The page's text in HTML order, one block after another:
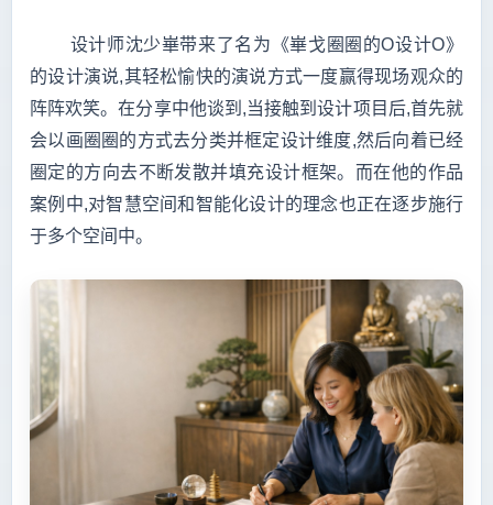
设计师沈少崋带来了名为《崋戈圈圈的O设计O》
的设计演说,其轻松愉快的演说方式一度赢得现场观众的
阵阵欢笑。在分享中他谈到,当接触到设计项目后,首先就
会以画圈圈的方式去分类并框定设计维度,然后向着已经
圈定的方向去不断发散并填充设计框架。而在他的作品
案例中,对智慧空间和智能化设计的理念也正在逐步施行
于多个空间中。